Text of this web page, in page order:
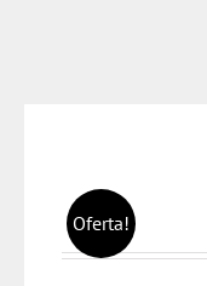
Oferta!